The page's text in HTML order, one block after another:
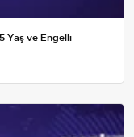
Yaş ve Engelli